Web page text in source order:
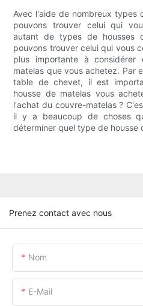
Avec l'aide de nombreux types
pouvons trouver celui qui
autant de types de housses
pouvons trouver celui qui vous
plus importante à
matelas que vous achetez. Par
table de chevet, il est
housse de matelas vous
l'achat du couvre-matelas ?
il y a beaucoup de choses
déterminer quel type de housse
Prenez contact avec nous
Nom
E-Mail